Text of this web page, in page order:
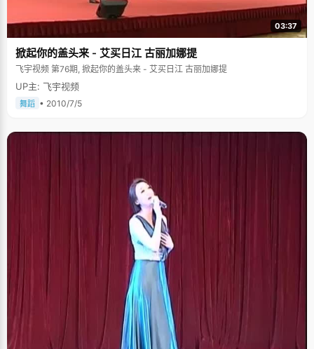
03:37
掀起你的盖头来 - 艾买日江 古丽加娜提
飞宇视频 第76期, 掀起你的盖头来 - 艾买日江 古丽加娜提
UP主: 飞宇视频
舞蹈 • 2010/7/5